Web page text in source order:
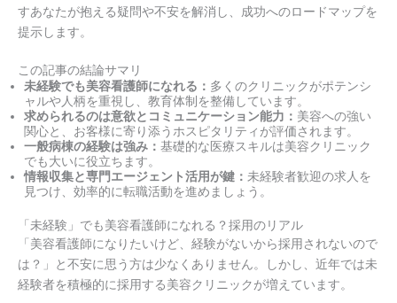
すあなたが抱える疑問や不安を解消し、成功へのロードマップを
提示します。
この記事の結論サマリ
未経験でも美容看護師になれる： 多くのクリニックがポテンシ
ャルや人柄を重視し、教育体制を整備しています。
求められるのは意欲とコミュニケーション能力： 美容への強い
関心と、お客様に寄り添うホスピタリティが評価されます。
一般病棟の経験は強み： 基礎的な医療スキルは美容クリニック
でも大いに役立ちます。
情報収集と専門エージェント活用が鍵： 未経験者歓迎の求人を
見つけ、効率的に転職活動を進めましょう。
「未経験」でも美容看護師になれる？採用のリアル
「美容看護師になりたいけど、経験がないから採用されないので
は？」と不安に思う方は少なくありません。しかし、近年では未
経験者を積極的に採用する美容クリニックが増えています。